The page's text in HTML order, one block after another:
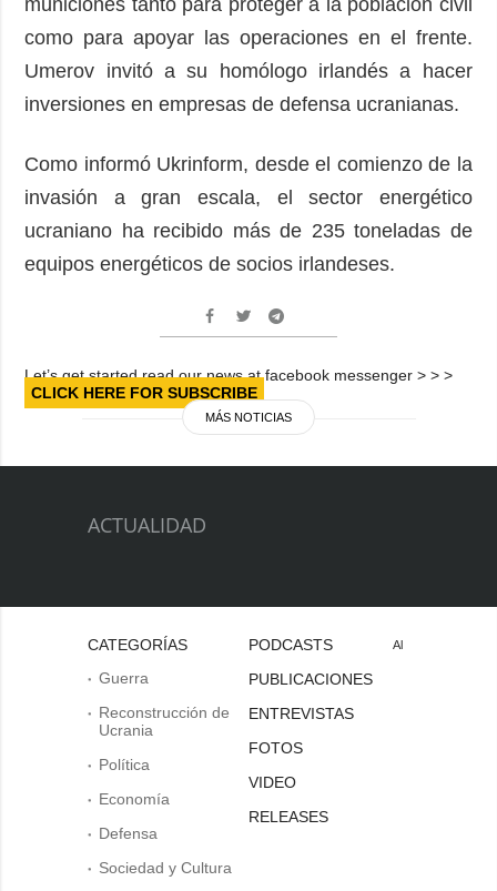
como para apoyar las operaciones en el frente.
Umerov invitó a su homólogo irlandés a hacer
inversiones en empresas de defensa ucranianas.
Como informó Ukrinform, desde el comienzo de la
invasión a gran escala, el sector energético
ucraniano ha recibido más de 235 toneladas de
equipos energéticos de socios irlandeses.
Let’s get started read our news at facebook messenger > > >
CLICK HERE FOR SUBSCRIBE
MÁS NOTICIAS
ACTUALIDAD
CATEGORÍAS
Guerra
Reconstrucción de
Ucrania
Política
Economía
Defensa
Sociedad y Cultura
PODCASTS
PUBLICACIONES
ENTREVISTAS
FOTOS
VIDEO
RELEASES
Al